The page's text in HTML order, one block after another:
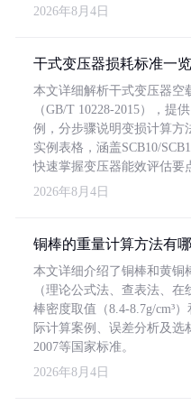
2026年8月4日
干式变压器损耗标准一
本文详细解析干式变压器空
（GB/T 10228-2015），提
例，分步骤说明变损计算方
实例表格，涵盖SCB10/
快速掌握变压器能效评估要
2026年8月4日
铜棒的重量计算方法有
本文详细介绍了铜棒和黄铜
（理论公式法、查表法、
棒密度取值（8.4-8.7g/cm³
际计算案例、误差分析及选
2007等国家标准。
2026年8月4日